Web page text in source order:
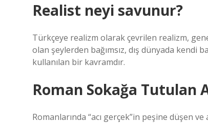
Realist neyi savunur?
Türkçeye realizm olarak çevrilen realizm,
olan şeylerden bağımsız, dış dünyada kendi
kullanılan bir kavramdır.
Roman Sokağa Tutulan
Romanlarında “acı gerçek”in peşine düşen